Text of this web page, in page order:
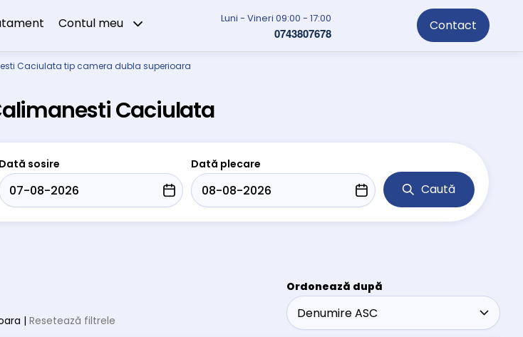
Contul meu Luni - Vineri 09:00 - 17:00
0743807678 Contact
Caciulata tip camera dubla superioara
Caciulata
Dată sosire Dată plecare
Caută
| Resetează filtrele
Ordonează după